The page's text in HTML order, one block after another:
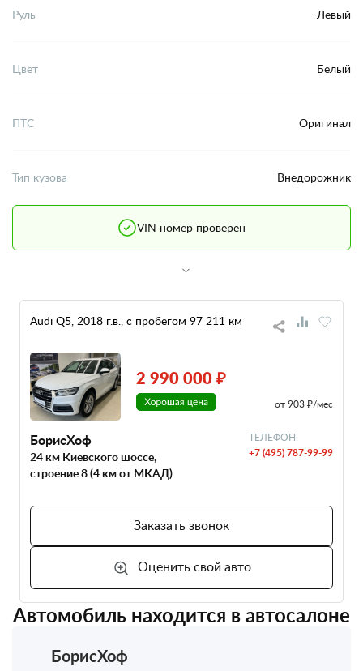
Руль Левый
Цвет Белый
ПТС Оригинал
Тип кузова Внедорожник
VIN номер проверен
Audi Q5, 2018 г.в., с пробегом 97 211 км
2 990 000 ₽
от 903 ₽/мес
БорисХоф
24 км Киевского шоссе,
строение 8 (4 км от МКАД)
ТЕЛЕФОН:
+7 (495) 787-99-99
Заказать звонок
Оценить свой авто
Автомобиль находится в автосалоне
БорисХоф